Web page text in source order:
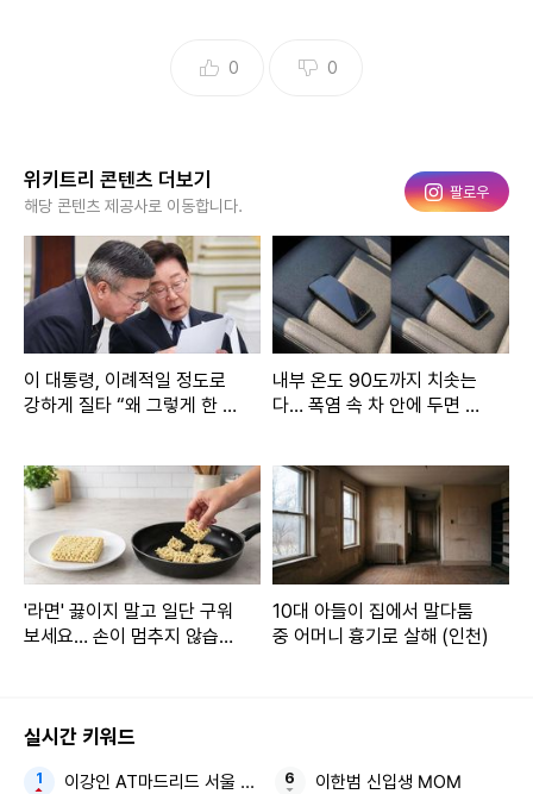
0 0
위키트리 콘텐츠 더보기
해당 콘텐츠 제공사로 이동합니다.
팔로우
이 대통령, 이례적일 정도로
강하게 질타 “왜 그렇게 한 것
내부 온도 90도까지 치솟는
다… 폭염 속 차 안에 두면 큰
'라면' 끓이지 말고 일단 구워
보세요… 손이 멈추지 않습니
10대 아들이 집에서 말다툼
중 어머니 흉기로 살해 (인천)
실시간 키워드
이강인 AT마드리드 서울 3대 이한범 신입생 MOM